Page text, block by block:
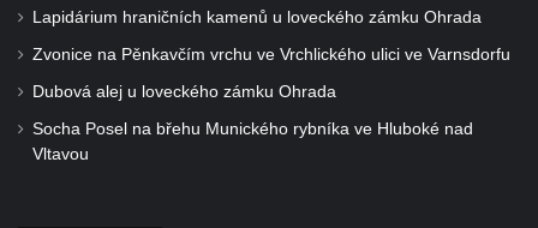
Kaple svaté Anny na Anenském vrchu u
Lapidárium hraničních kamenů u loveckého zámku Ohrada
Zvonice na Pěnkavčím vrchu ve Vrchlického ulici ve Varnsdorfu
Dubová alej u loveckého zámku Ohrada
Socha Posel na břehu Munického rybníka ve Hluboké nad
Vltavou